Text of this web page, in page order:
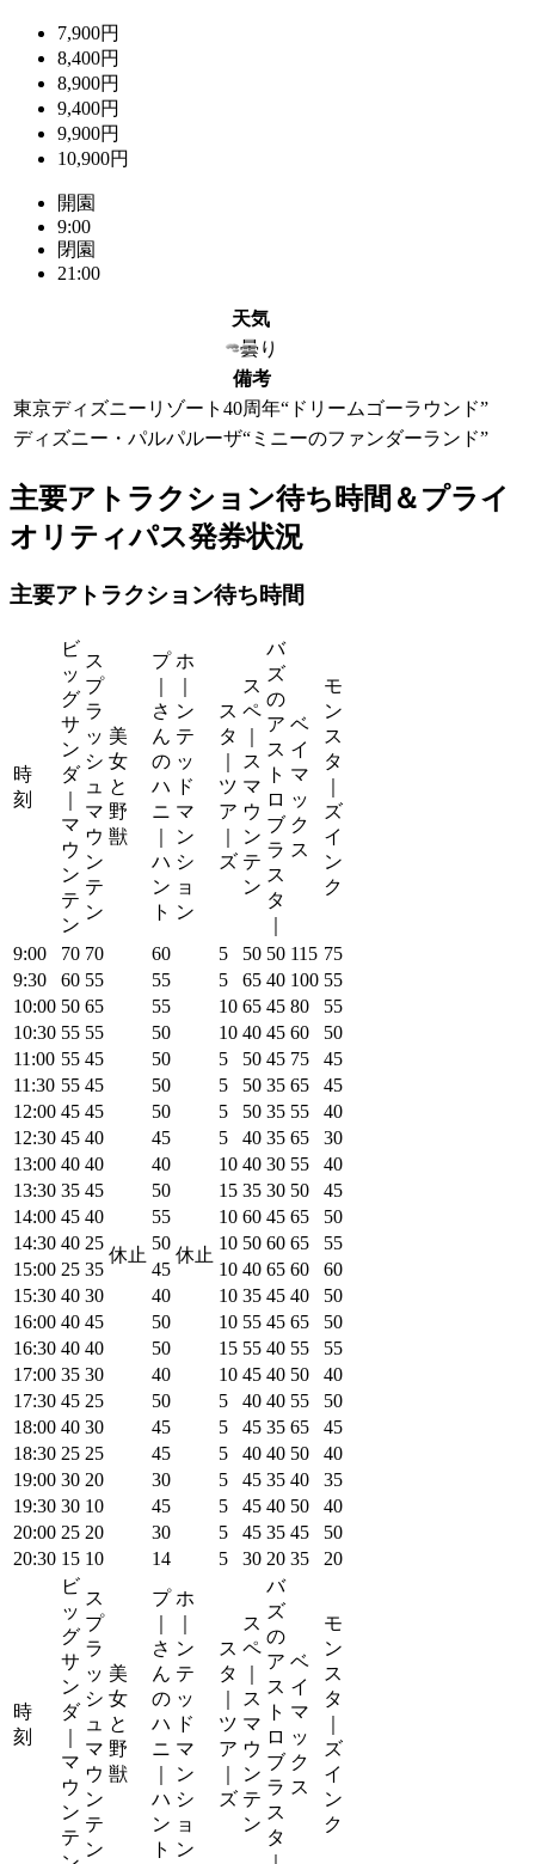
7,900円
8,400円
8,900円
9,400円
9,900円
10,900円
開園
9:00
閉園
21:00
天気
曇り
備考
東京ディズニーリゾート40周年“ドリームゴーラウンド”
ディズニー・パルパルーザ“ミニーのファンダーランド”
主要アトラクション待ち時間＆プライ
オリティパス発券状況
主要アトラクション待ち時間
時
刻
ビ
ッ
グ
サ
ン
ダ
マ
ウ
ン
テ
ン
ス
プ
ラ
ッ
シ
ュ
マ
ウ
ン
テ
ン
美
女
と
野
獣
プ
さ
ん
の
ハ
ニ
ハ
ン
ト
ホ
ン
テ
ッ
ド
マ
ン
シ
ョ
ン
ス
タ
ツ
ア
ズ
ス
ペ
ス
マ
ウ
ン
テ
ン
バ
ズ
の
ア
ス
ト
ロ
ブ
ラ
ス
タ
ベ
イ
マ
ッ
ク
ス
モ
ン
ス
タ
ズ
イ
ン
ク
9:00 70 70
休止
60
休止
5 50 50 115 75
9:30
60 55 55 5 65 40 100 55
10:00 50 65 55 10 65 45 80
55
10:30 55 55 50 10 40 45 60
50
11:00 55 45 50 5 50 45 75
45
11:30 55 45 50 5 50 35 65
45
12:00 45 45 50 5 50 35 55
40
12:30 45 40 45 5 40 35 65
30
13:00 40 40 40 10 40 30 55
40
13:30 35 45 50 15 35 30 50
45
14:00 45 40 55 10 60 45 65
50
14:30 40 25 50 10 50 60 65
55
15:00 25 35 45 10 40 65 60
60
15:30 40 30 40 10 35 45 40
50
16:00 40 45 50 10 55 45 65
50
16:30 40 40 50 15 55 40 55
55
17:00 35 30 40 10 45 40 50
40
17:30 45 25 50 5 40 40 55
50
18:00 40 30 45 5 45 35 65
45
18:30 25 25 45 5 40 40 50
40
19:00 30 20 30 5 45 35 40
35
19:30 30 10 45 5 45 40 50
40
20:00 25 20 30 5 45 35 45
50
20:30 15 10 14 5 30 20 35 20
時
刻
ビ
ッ
グ
サ
ン
ダ
マ
ウ
ン
テ
ス
プ
ラ
ッ
シ
ュ
マ
ウ
ン
テ
ン
美
女
と
野
獣
プ
さ
ん
の
ハ
ニ
ハ
ン
ト
ホ
ン
テ
ッ
ド
マ
ン
シ
ョ
ン
ス
タ
ツ
ア
ズ
ス
ペ
ス
マ
ウ
ン
テ
ン
バ
ズ
の
ア
ス
ト
ロ
ブ
ラ
ス
タ
ベ
イ
マ
ッ
ク
ス
モ
ン
ス
タ
ズ
イ
ン
ク